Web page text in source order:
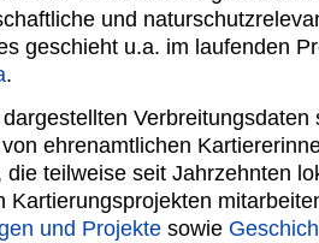
und
geschieht u.a. im laufenden
.
ehrenamtlichen
die teilweise seit Jahrzehnten
Kartierungsprojekten
und Projekte sowie